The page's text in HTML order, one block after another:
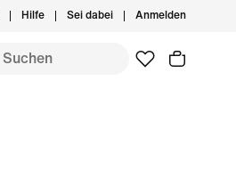
Hilfe Sei dabei Anmelden